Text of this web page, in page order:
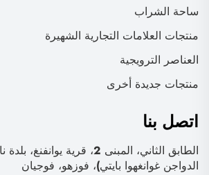
ساحة الشراب
منتجات العلامات التجارية الشهيرة
العناصر الترويجية
منتجات جديدة أخرى
اتصل بنا
الطابق الثاني، المبنى 2، قرية
الدواجن غوانغهوا بايتي)، فوزهو، فوجيان